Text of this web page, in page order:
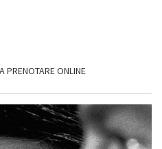
PRENOTARE ONLINE